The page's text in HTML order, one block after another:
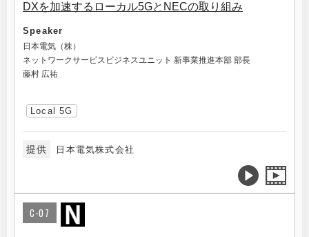
DXを加速するローカル5GとNECの取り組み
Speaker
日本電気（株）
ネットワークサービスビジネスユニット 新事業推進本部 部長
藤村 広祐
Local 5G
提供 日本電気株式会社
C-07